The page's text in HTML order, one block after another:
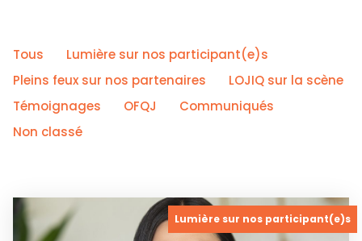
Tous
Lumière sur nos participant(e)s
Pleins feux sur nos partenaires
LOJIQ sur la scène
Témoignages
OFQJ
Communiqués
Non classé
Lumière sur nos participant(e)s